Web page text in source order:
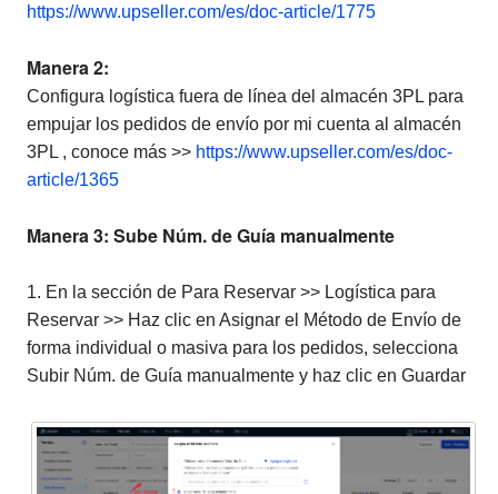
https://www.upseller.com/es/doc-article/1775
Manera 2:
Configura logística fuera de línea del almacén 3PL para
empujar los pedidos de envío por mi cuenta al almacén
3PL , conoce más >> https://www.upseller.com/es/doc-
article/1365
Manera 3: Sube Núm. de Guía manualmente
1. En la sección de Para Reservar >> Logística para
Reservar >> Haz clic en Asignar el Método de Envío de
forma individual o masiva para los pedidos, selecciona
Subir Núm. de Guía manualmente y haz clic en Guardar